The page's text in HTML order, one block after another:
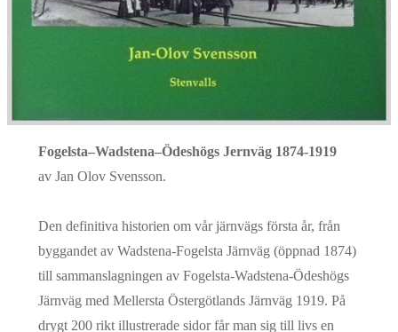
Fogelsta–Wadstena–Ödeshögs Jernväg 1874-1919
av Jan Olov Svensson.
Den definitiva historien om vår järnvägs första år, från
byggandet av Wadstena-Fogelsta Järnväg (öppnad 1874)
till sammanslagningen av Fogelsta-Wadstena-Ödeshögs
Järnväg med Mellersta Östergötlands Järnväg 1919. På
drygt 200 rikt illustrerade sidor får man sig till livs en